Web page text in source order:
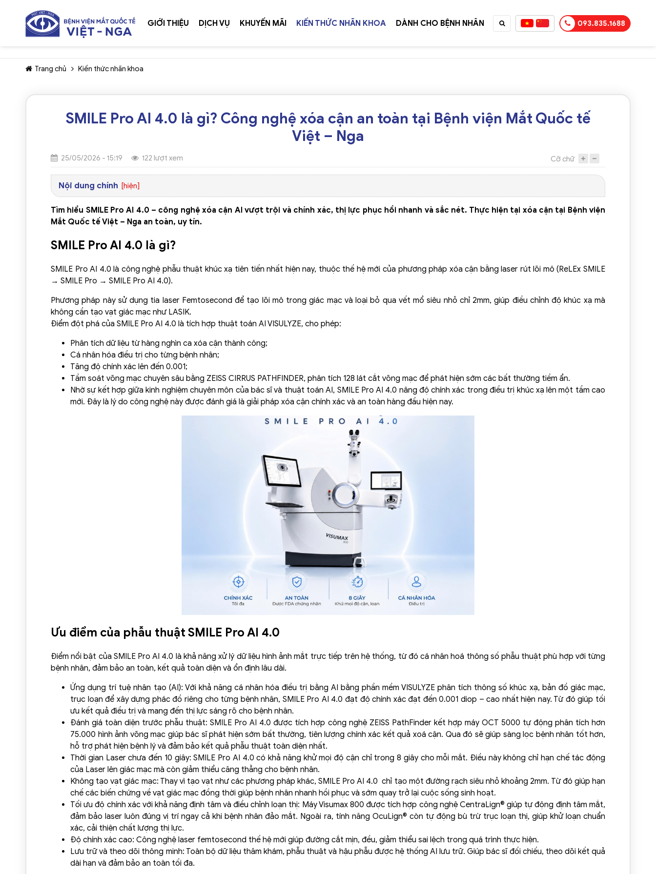
093.835.1688
GIỚI THIỆU DỊCH VỤ KHUYẾN MÃI KIẾN THỨC NHÃN KHOA DÀNH CHO BỆNH NHÂN
Trang chủ Kiến thức nhãn khoa
SMILE Pro AI 4.0 là gì? Công nghệ xóa cận an toàn tại Bệnh viện Mắt Quốc tế
Việt – Nga
25/05/2026 - 15:19 122 lượt xem Cỡ chữ
Nội dung chính [hiện]
Tìm hiểu SMILE Pro AI 4.0 – công nghệ xóa cận AI vượt trội và chính xác, thị lực phục hồi nhanh và sắc nét. Thực hiện tại xóa cận tại Bệnh viện
Mắt Quốc tế Việt – Nga an toàn, uy tín.
SMILE Pro AI 4.0 là gì?
SMILE Pro AI 4.0 là công nghệ phẫu thuật khúc xạ tiên tiến nhất hiện nay, thuộc thế hệ mới của phương pháp xóa cận bằng laser rút lõi mô (ReLEx SMILE
→ SMILE Pro → SMILE Pro AI 4.0).
Phương pháp này sử dụng tia laser Femtosecond để tạo lõi mô trong giác mạc và loại bỏ qua vết mổ siêu nhỏ chỉ 2mm, giúp điều chỉnh độ khúc xạ mà
không cần tạo vạt giác mạc như LASIK.
Điểm đột phá của SMILE Pro AI 4.0 là tích hợp thuật toán AI VISULYZE, cho phép:
Phân tích dữ liệu từ hàng nghìn ca xóa cận thành công;
Cá nhân hóa điều trị cho từng bệnh nhân;
Tăng độ chính xác lên đến 0.001;
Tầm soát võng mạc chuyên sâu bằng ZEISS CIRRUS PATHFINDER, phân tích 128 lát cắt võng mạc để phát hiện sớm các bất thường tiềm ẩn.
Nhờ sự kết hợp giữa kinh nghiệm chuyên môn của bác sĩ và thuật toán AI, SMILE Pro AI 4.0 nâng độ chính xác trong điều trị khúc xạ lên một tầm cao
mới. Đây là lý do công nghệ này được đánh giá là giải pháp xóa cận chính xác và an toàn hàng đầu hiện nay.
Ưu điểm của phẫu thuật SMILE Pro AI 4.0
Điểm nổi bật của SMILE Pro AI 4.0 là khả năng xử lý dữ liệu hình ảnh mắt trực tiếp trên hệ thống, từ đó cá nhân hoá thông số phẫu thuật phù hợp với từng
bệnh nhân, đảm bảo an toàn, kết quả toàn diện và ổn định lâu dài.
Ứng dụng trí tuệ nhân tạo (AI): Với khả năng cá nhân hóa điều trị bằng AI bằng phần mềm VISULYZE phân tích thông số khúc xạ, bản đồ giác mạc,
trục loạn để xây dựng phác đồ riêng cho từng bệnh nhân, SMILE Pro AI 4.0 đạt độ chính xác đạt đến 0.001 diop – cao nhất hiện nay. Từ đó giúp tối
ưu kết quả điều trị và mang đến thị lực sáng rõ cho bệnh nhân.
Đánh giá toàn diện trước phẫu thuật: SMILE Pro AI 4.0 được tích hợp công nghệ ZEISS PathFinder kết hợp máy OCT 5000 tự động phân tích hơn
75.000 hình ảnh võng mạc giúp bác sĩ phát hiện sớm bất thường, tiên lượng chính xác kết quả xoá cận. Qua đó sẽ giúp sàng lọc bệnh nhân tốt hơn,
hỗ trợ phát hiện bệnh lý và đảm bảo kết quả phẫu thuật toàn diện nhất.
Thời gian Laser chưa đến 10 giây: SMILE Pro AI 4.0 có khả năng khử mọi độ cận chỉ trong 8 giây cho mỗi mắt. Điều này không chỉ hạn chế tác động
của Laser lên giác mạc mà còn giảm thiểu căng thẳng cho bệnh nhân.
Không tạo vạt giác mạc: Thay vì tạo vạt như các phương pháp khác, SMILE Pro AI 4.0 chỉ tạo một đường rạch siêu nhỏ khoảng 2mm. Từ đó giúp hạn
chế các biến chứng về vạt giác mạc đồng thời giúp bệnh nhân nhanh hồi phục và sớm quay trở lại cuộc sống sinh hoạt.
Tối ưu độ chính xác với khả năng định tâm và điều chỉnh loạn thị: Máy Visumax 800 được tích hợp công nghệ CentraLign® giúp tự động định tâm mắt,
đảm bảo laser luôn đúng vị trí ngay cả khi bệnh nhân đảo mắt. Ngoài ra, tính năng OcuLign® còn tự động bù trừ trục loạn thị, giúp khử loạn chuẩn
xác, cải thiện chất lượng thị lực.
Độ chính xác cao: Công nghệ laser femtosecond thế hệ mới giúp đường cắt mịn, đều, giảm thiểu sai lệch trong quá trình thực hiện.
Lưu trữ và theo dõi thông minh: Toàn bộ dữ liệu thăm khám, phẫu thuật và hậu phẫu được hệ thống AI lưu trữ. Giúp bác sĩ đối chiếu, theo dõi kết quả
dài hạn và đảm bảo an toàn tối đa.